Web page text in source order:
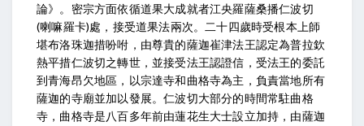
論》。密宗方面依循道果大成就者江央羅薩桑播仁波切
(喇嘛羅卡)處，接受道果法兩次。二十四歲時受根本上師
堪布洛珠迦措吩咐，由尊貴的薩迦崔津法王認定為普拉欽
熱平措仁波切之轉世，並接受法王認證信，受法王的委託
到青海昂欠地區，以宗達寺和曲格寺為主，負責當地所有
薩迦的寺廟並加以發展。仁波切大部分的時間常駐曲格
寺，曲格寺是八百多年前由蓮花生大士設立加持，由薩迦